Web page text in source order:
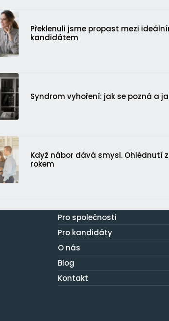
Překlenuli jsme propast mezi
kandidátem
Syndrom vyhoření: jak se pozná a
Když nábor dává smysl. Ohlédnutí
rokem
Pro společnosti
Pro kandidáty
O nás
Blog
Kontakt